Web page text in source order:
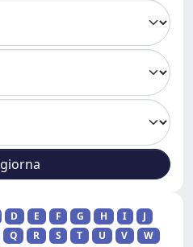
D E F G H I
J
Q R S T U V
W